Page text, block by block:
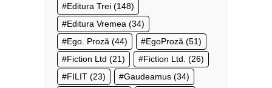
Editura Trei (148)
Editura Vremea (34)
Ego. Proză (44) EgoProză (51)
Fiction Ltd (21) Fiction Ltd. (26)
FILIT (23) Gaudeamus (34)